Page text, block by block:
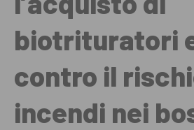
biotrituratori
contro il
incendi nei